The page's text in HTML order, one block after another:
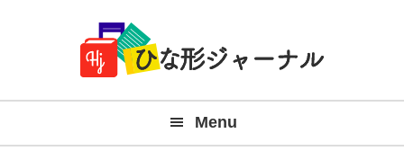
Navigation
料
テ
Menu